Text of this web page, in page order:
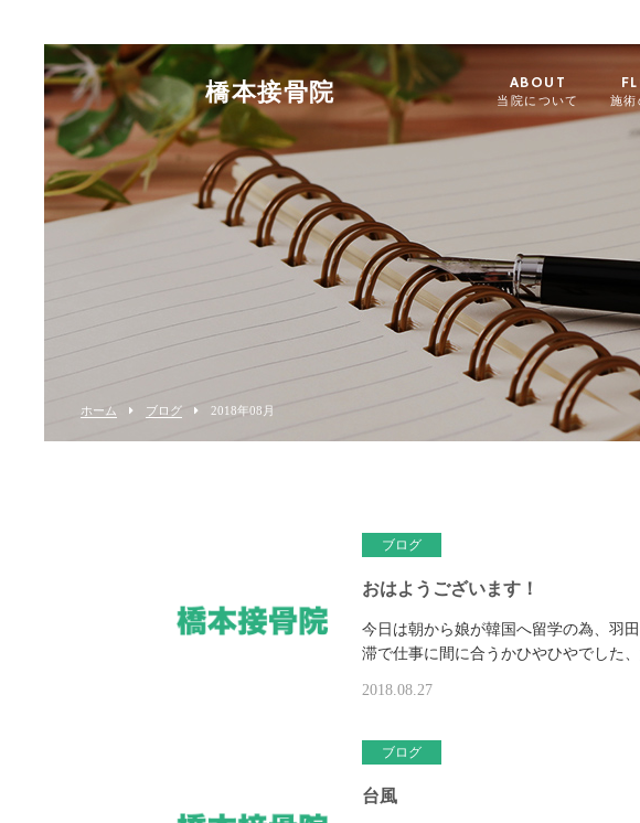
橋本接骨院 ABOUT
当院について 施
ホーム ブログ 2018年08月
ブログ
おはようございます！
今日は朝から娘が韓国へ留学の為、羽
滞で仕事に間に合うかひやひやでした
2018.08.27
ブログ
台風